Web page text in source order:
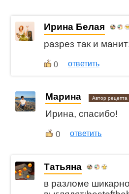
Ирина Белая
разрез так и
0 ответить
Марина Автор рецепта
Ирина, спасибо!
0 ответить
Татьяна
в разломе шикарно